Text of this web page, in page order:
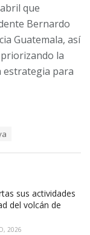
que
Bernardo
Guatemala, así
la
estrategia para
sus actividades
del volcán de
2026